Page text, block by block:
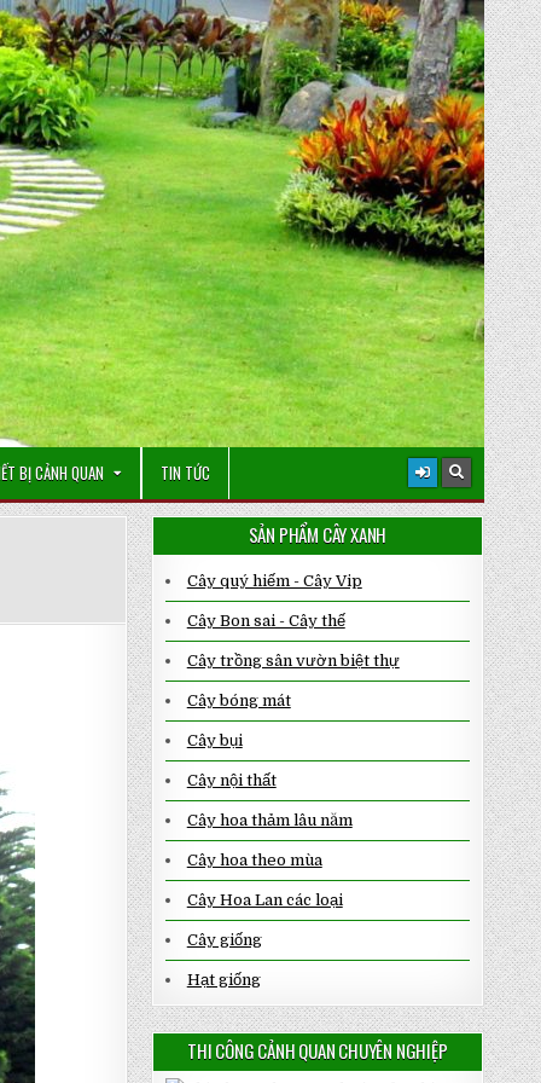
BỊ CẢNH QUAN TIN TỨC
SẢN PHẨM CÂY XANH
Cây quý hiếm - Cây Vip
Cây Bon sai - Cây thế
Cây trồng sân vườn biệt thự
Cây bóng mát
Cây bụi
Cây nội thất
Cây hoa thảm lâu năm
Cây hoa theo mùa
Cây Hoa Lan các loại
Cây giống
Hạt giống
THI CÔNG CẢNH QUAN CHUYÊN NGHIỆP